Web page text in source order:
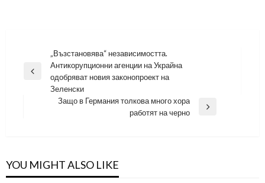
Навигация
Previous
„Възстановява“ независимостта.
Aнтикорупционни агенции на Украйна
одобряват новия законопроект на
Зеленски
Защо в Германия толкова много хора
работят на черно
YOU MIGHT ALSO LIKE